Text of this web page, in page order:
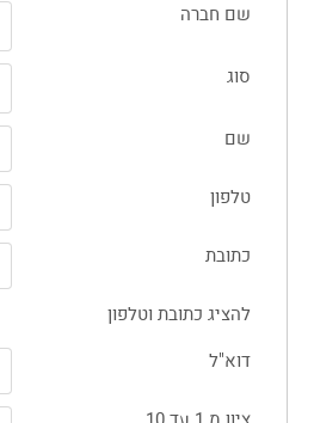
שם חברה
סוג
שם
טלפון
כתובת
להציג כתובת וטלפון
דוא"ל